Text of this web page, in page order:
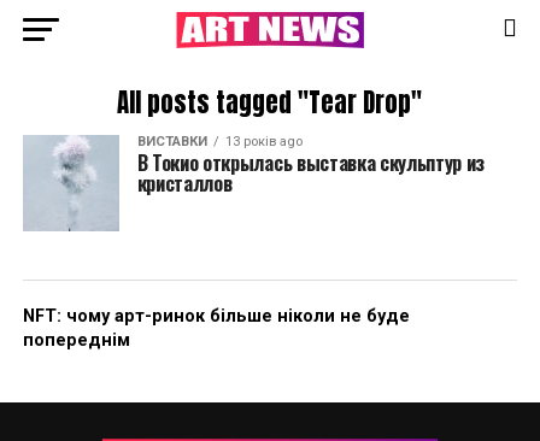
All posts tagged "Tear Drop"
ВИСТАВКИ 13 років ago
В Токио открылась выставка скульптур из
кристаллов
NFT: чому арт-ринок більше ніколи не буде
попереднім